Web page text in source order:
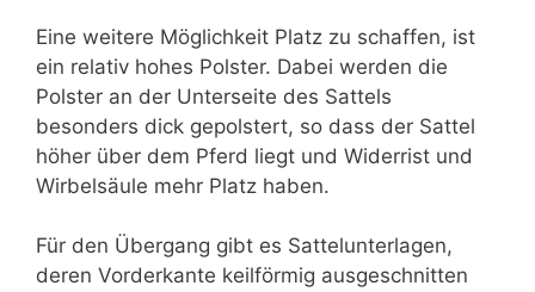
Eine weitere Möglichkeit Platz zu schaffen, ist
ein relativ hohes Polster. Dabei werden die
Polster an der Unterseite des Sattels
besonders dick gepolstert, so dass der Sattel
höher über dem Pferd liegt und Widerrist und
Wirbelsäule mehr Platz haben.
Für den Übergang gibt es Sattelunterlagen,
deren Vorderkante keilförmig ausgeschnitten